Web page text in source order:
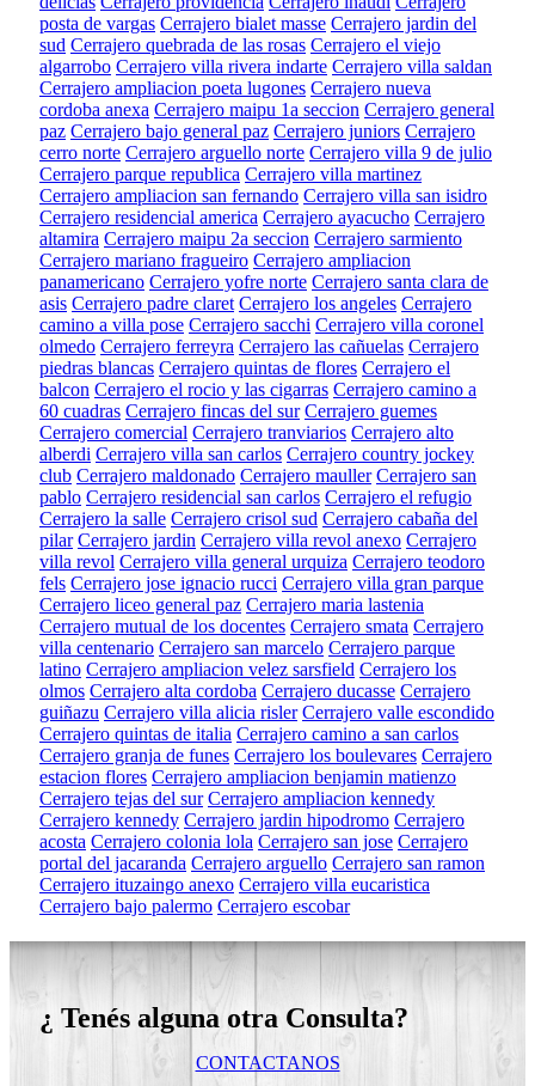
posta de vargas Cerrajero bialet masse Cerrajero jardin del
sud Cerrajero quebrada de las rosas Cerrajero el viejo
algarrobo Cerrajero villa rivera indarte Cerrajero villa saldan
Cerrajero ampliacion poeta lugones Cerrajero nueva
cordoba anexa Cerrajero maipu 1a seccion Cerrajero general
paz Cerrajero bajo general paz Cerrajero juniors Cerrajero
cerro norte Cerrajero arguello norte Cerrajero villa 9 de julio
Cerrajero parque republica Cerrajero villa martinez
Cerrajero ampliacion san fernando Cerrajero villa san isidro
Cerrajero residencial america Cerrajero ayacucho Cerrajero
altamira Cerrajero maipu 2a seccion Cerrajero sarmiento
Cerrajero mariano fragueiro Cerrajero ampliacion
panamericano Cerrajero yofre norte Cerrajero santa clara de
asis Cerrajero padre claret Cerrajero los angeles Cerrajero
camino a villa pose Cerrajero sacchi Cerrajero villa coronel
olmedo Cerrajero ferreyra Cerrajero las cañuelas Cerrajero
piedras blancas Cerrajero quintas de flores Cerrajero el
balcon Cerrajero el rocio y las cigarras Cerrajero camino a
60 cuadras Cerrajero fincas del sur Cerrajero guemes
Cerrajero comercial Cerrajero tranviarios Cerrajero alto
alberdi Cerrajero villa san carlos Cerrajero country jockey
club Cerrajero maldonado Cerrajero mauller Cerrajero san
pablo Cerrajero residencial san carlos Cerrajero el refugio
Cerrajero la salle Cerrajero crisol sud Cerrajero cabaña del
pilar Cerrajero jardin Cerrajero villa revol anexo Cerrajero
villa revol Cerrajero villa general urquiza Cerrajero teodoro
fels Cerrajero jose ignacio rucci Cerrajero villa gran parque
Cerrajero liceo general paz Cerrajero maria lastenia
Cerrajero mutual de los docentes Cerrajero smata Cerrajero
villa centenario Cerrajero san marcelo Cerrajero parque
latino Cerrajero ampliacion velez sarsfield Cerrajero los
olmos Cerrajero alta cordoba Cerrajero ducasse Cerrajero
guiñazu Cerrajero villa alicia risler Cerrajero valle escondido
Cerrajero quintas de italia Cerrajero camino a san carlos
Cerrajero granja de funes Cerrajero los boulevares Cerrajero
estacion flores Cerrajero ampliacion benjamin matienzo
Cerrajero tejas del sur Cerrajero ampliacion kennedy
Cerrajero kennedy Cerrajero jardin hipodromo Cerrajero
acosta Cerrajero colonia lola Cerrajero san jose Cerrajero
portal del jacaranda Cerrajero arguello Cerrajero san ramon
Cerrajero ituzaingo anexo Cerrajero villa eucaristica
Cerrajero bajo palermo Cerrajero escobar
¿ Tenés alguna otra Consulta?
CONTACTANOS